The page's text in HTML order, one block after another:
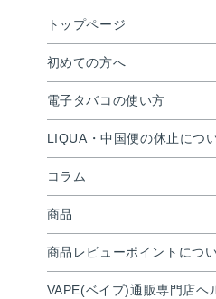
トップページ
初めての方へ
電子タバコの使い方
LIQUA・中国便の休止につ
コラム
商品
商品レビューポイントにつ
VAPE(ベイプ)通販専門店ヘ